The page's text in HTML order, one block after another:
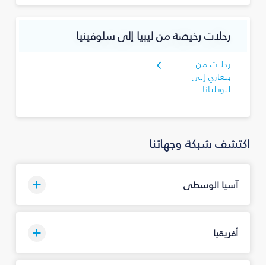
رحلات رخيصة من ليبيا إلى سلوفينيا
رحلات من
بنغازي إلى
ليوبليانا
اكتشف شبكة وجهاتنا
آسيا الوسطى
أفريقيا